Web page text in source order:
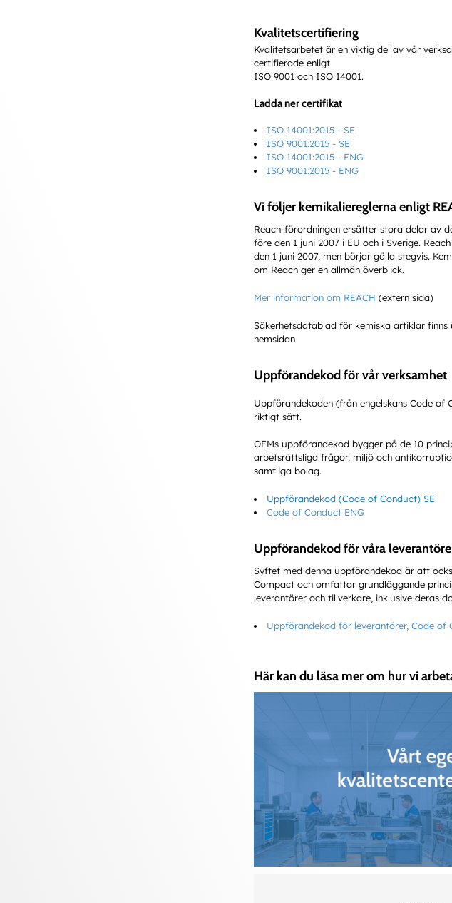
Kvalitetscertifiering
Kvalitetsarbetet är en viktig del av vår
certifierade enligt
ISO 9001 och ISO 14001.
Ladda ner certifikat
ISO 14001:2015 - SE
ISO 9001:2015 - SE
ISO 14001:2015 - ENG
ISO 9001:2015 - ENG
Vi följer kemikaliereglerna enligt
Reach-förordningen ersätter stora delar av
före den 1 juni 2007 i EU och i Sverige.
den 1 juni 2007, men börjar gälla stegvis.
om Reach ger en allmän överblick.
Mer information om REACH (extern sida)
Säkerhetsdatablad för kemiska artiklar
hemsidan
Uppförandekod för vår verksamhet
Uppförandekoden (från engelskans Code
riktigt sätt.
OEMs uppförandekod bygger på de 10
arbetsrättsliga frågor, miljö och
samtliga bolag.
Uppförandekod (Code of Conduct) SE
Code of Conduct ENG
Uppförandekod för våra
Syftet med denna uppförandekod är att
Compact och omfattar grundläggande
leverantörer och tillverkare, inklusive deras
Uppförandekod för leverantörer, Code of
Här kan du läsa mer om hur vi